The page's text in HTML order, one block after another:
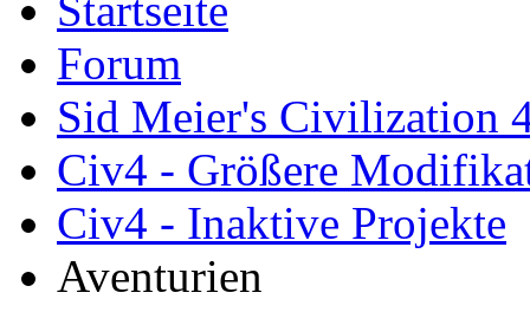
Forum
Sid Meier's Civilization
Civ4 - Größere
Civ4 - Inaktive Projekte
Aventurien